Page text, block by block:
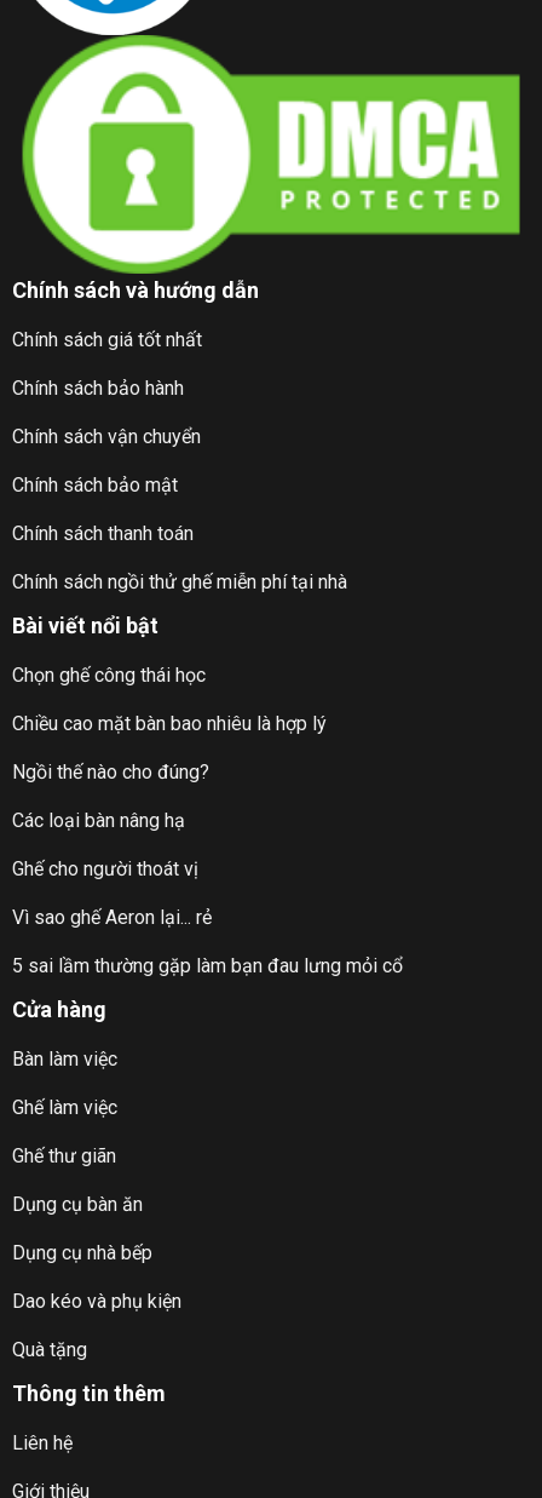
Chính sách và hướng dẫn
Chính sách giá tốt nhất
Chính sách bảo hành
Chính sách vận chuyển
Chính sách bảo mật
Chính sách thanh toán
Chính sách ngồi thử ghế miễn phí tại nhà
Bài viết nổi bật
Chọn ghế công thái học
Chiều cao mặt bàn bao nhiêu là hợp lý
Ngồi thế nào cho đúng?
Các loại bàn nâng hạ
Ghế cho người thoát vị
Vì sao ghế Aeron lại... rẻ
5 sai lầm thường gặp làm bạn đau lưng mỏi cổ
Cửa hàng
Bàn làm việc
Ghế làm việc
Ghế thư giãn
Dụng cụ bàn ăn
Dụng cụ nhà bếp
Dao kéo và phụ kiện
Quà tặng
Thông tin thêm
Liên hệ
Giới thiệu